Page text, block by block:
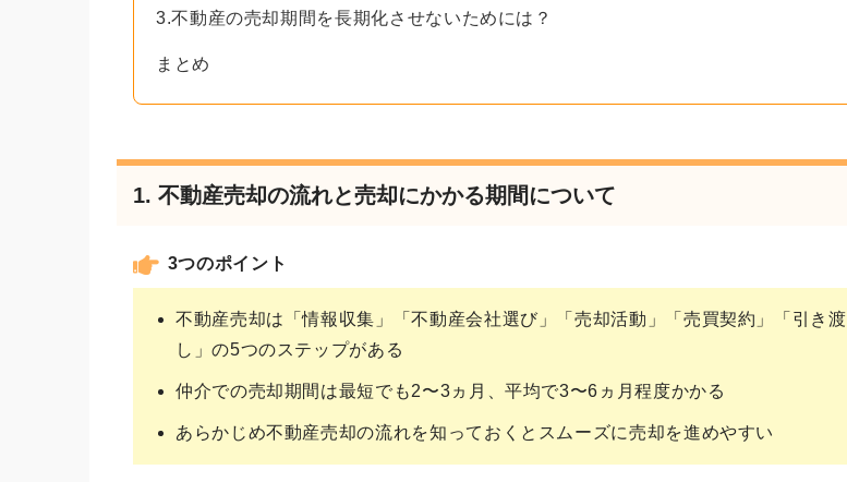
3.不動産の売却期間を長期化させないためには？
まとめ
1. 不動産売却の流れと売却にかかる期間について
3つのポイント
不動産売却は「情報収集」「不動産会社選び」「売却活動」「売買契約」「引き渡
し」の5つのステップがある
仲介での売却期間は最短でも2〜3ヵ月、平均で3〜6ヵ月程度かかる
あらかじめ不動産売却の流れを知っておくとスムーズに売却を進めやすい